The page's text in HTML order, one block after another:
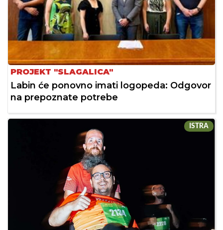
PROJEKT "SLAGALICA"
Labin će ponovno imati logopeda: Odgovor
na prepoznate potrebe
ISTRA